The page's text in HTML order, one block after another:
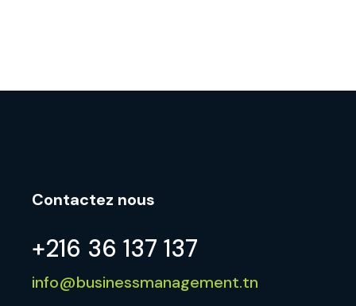
Contactez nous
+216 36 137 137
info@businessmanagement.tn